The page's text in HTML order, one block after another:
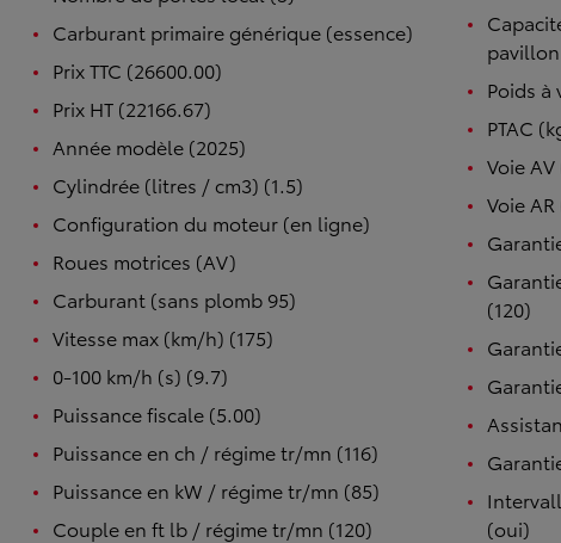
Carburant primaire générique (essence)
Prix TTC (26600.00)
Prix HT (22166.67)
Année modèle (2025)
Cylindrée (litres / cm3) (1.5)
Configuration du moteur (en ligne)
Roues motrices (AV)
Carburant (sans plomb 95)
Vitesse max (km/h) (175)
0-100 km/h (s) (9.7)
Puissance fiscale (5.00)
Puissance en ch / régime tr/mn (116)
Puissance en kW / régime tr/mn (85)
Couple en ft lb / régime tr/mn (120)
Poids à
PTAC
Voie AV
Voie
(120)
(oui)